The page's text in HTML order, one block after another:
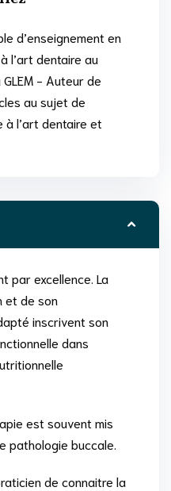
d’enseignement en
l’art dentaire au
- Auteur de
au sujet de
à l’art dentaire et
par excellence. La
et de son
inscrivent son
dans
est souvent mis
pathologie buccale.
de connaitre la